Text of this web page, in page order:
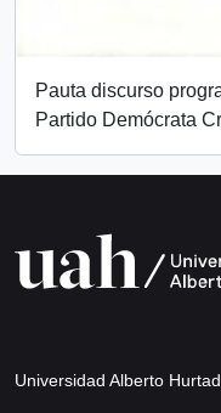
Pauta discurso
Partido Demócrata
Universidad Alberto